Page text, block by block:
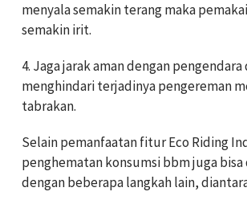
menyala semakin terang maka
semakin irit.
4. Jaga jarak aman dengan
menghindari terjadinya pengereman
tabrakan.
Selain pemanfaatan fitur Eco Riding
penghematan konsumsi bbm juga
dengan beberapa langkah lain,